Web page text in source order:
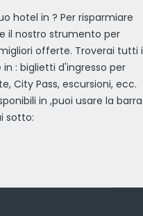
hotel in ? Per risparmiare
il nostro strumento per
offerte. Troverai tutti i
: biglietti d'ingresso per
City Pass, escursioni, ecc.
in ,puoi usare la barra
sotto: